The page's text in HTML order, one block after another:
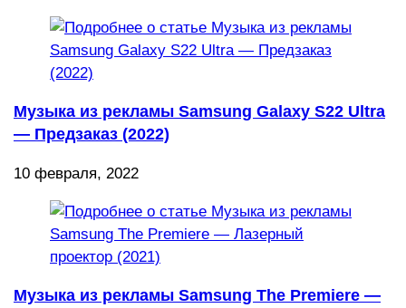
Музыка из рекламы Samsung Galaxy S22 Ultra
— Предзаказ (2022)
10 февраля, 2022
Музыка из рекламы Samsung The Premiere —